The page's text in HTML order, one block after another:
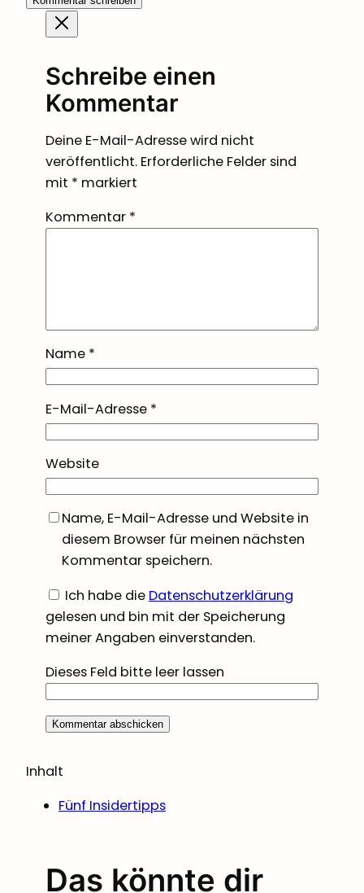
Schreibe einen
Kommentar
Deine E-Mail-Adresse wird nicht
veröffentlicht. Erforderliche Felder sind
mit * markiert
Kommentar *
Name *
E-Mail-Adresse *
Website
Name, E-Mail-Adresse und Website in
diesem Browser für meinen nächsten
Kommentar speichern.
Ich habe die Datenschutzerklärung
gelesen und bin mit der Speicherung
meiner Angaben einverstanden.
Dieses Feld bitte leer lassen
Inhalt
Fünf Insidertipps
Das könnte dir